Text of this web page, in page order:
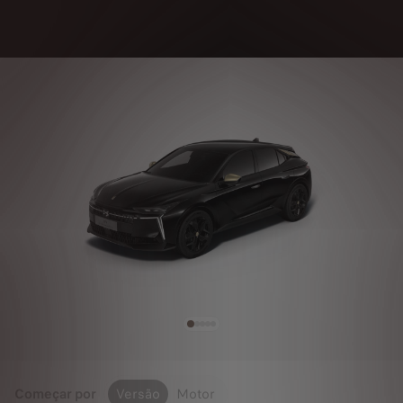
Versão Motor